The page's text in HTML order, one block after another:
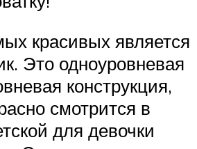
красивых является
Это одноуровневая
конструкция,
смотрится в
для девочки